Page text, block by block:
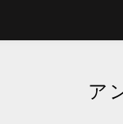
ア